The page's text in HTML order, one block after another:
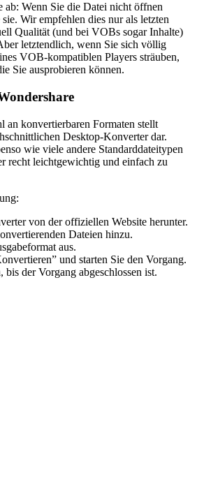
ab: Wenn Sie die Datei nicht öffnen
Wir empfehlen dies nur als letzten
Qualität (und bei VOBs sogar Inhalte)
letztendlich, wenn Sie sich völlig
VOB-kompatiblen Players sträuben,
Sie ausprobieren können.
an konvertierbaren Formaten stellt
Desktop-Konverter dar.
wie viele andere Standarddateitypen
recht leichtgewichtig und einfach zu
von der offiziellen Website herunter.
Dateien hinzu.
aus.
und starten Sie den Vorgang.
bis der Vorgang abgeschlossen ist.